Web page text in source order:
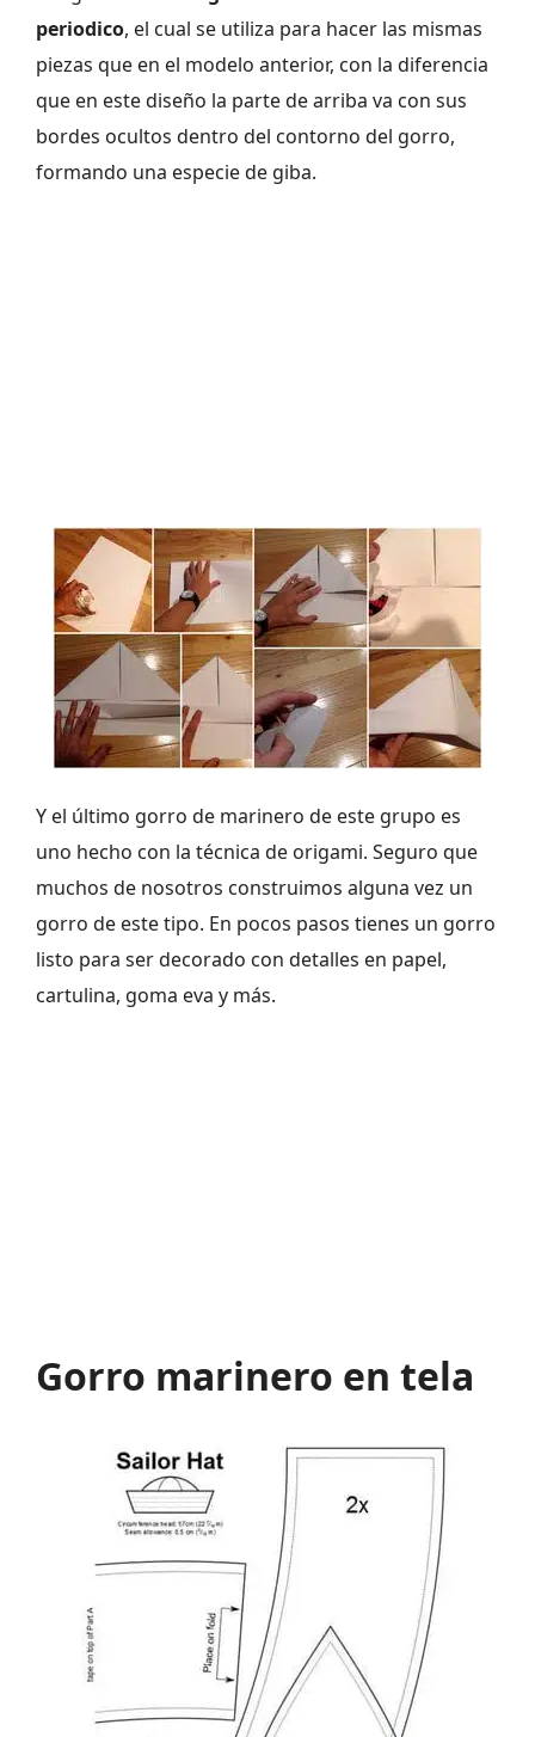
periodico, el cual se utiliza para hacer las mismas
piezas que en el modelo anterior, con la diferencia
que en este diseño la parte de arriba va con sus
bordes ocultos dentro del contorno del gorro,
formando una especie de giba.
Y el último gorro de marinero de este grupo es
uno hecho con la técnica de origami. Seguro que
muchos de nosotros construimos alguna vez un
gorro de este tipo. En pocos pasos tienes un gorro
listo para ser decorado con detalles en papel,
cartulina, goma eva y más.
Gorro marinero en tela